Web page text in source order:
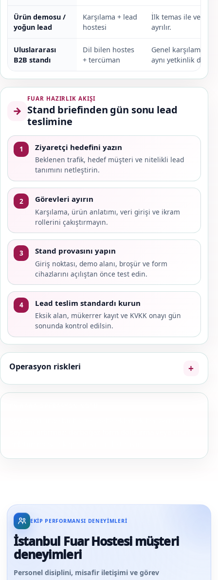
Ürün demosu /
yoğun lead
Karşılama + lead
hostesi
İlk temas ile veri
ayrılır.
Uluslararası
B2B standı
Dil bilen hostes
+ tercüman
Genel karşılama
aynı yetkinlik
→
FUAR HAZIRLIK AKIŞI
Stand briefinden gün sonu lead
teslimine
1 Ziyaretçi hedefini yazın
Beklenen trafik, hedef müşteri ve nitelikli lead
tanımını netleştirin.
2 Görevleri ayırın
Karşılama, ürün anlatımı, veri girişi ve ikram
rollerini çakıştırmayın.
3 Stand provasını yapın
Giriş noktası, demo alanı, broşür ve form
cihazlarını açılıştan önce test edin.
4 Lead teslim standardı kurun
Eksik alan, mükerrer kayıt ve KVKK onayı gün
sonunda kontrol edilsin.
Operasyon riskleri
EKIP PERFORMANSI DENEYIMLERI
İstanbul Fuar Hostesi müşteri
deneyimleri
Personel disiplini, misafir iletişimi ve görev